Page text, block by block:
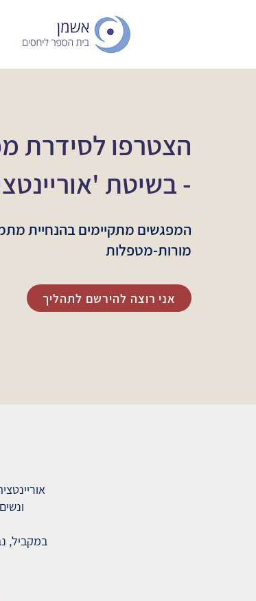
הצטרפו לסידרת
- בשיטת
המפגשים מתקיימים בהנחיית
מורות-מטפלות
אני רוצה להירשם לתהליך
במקביל,